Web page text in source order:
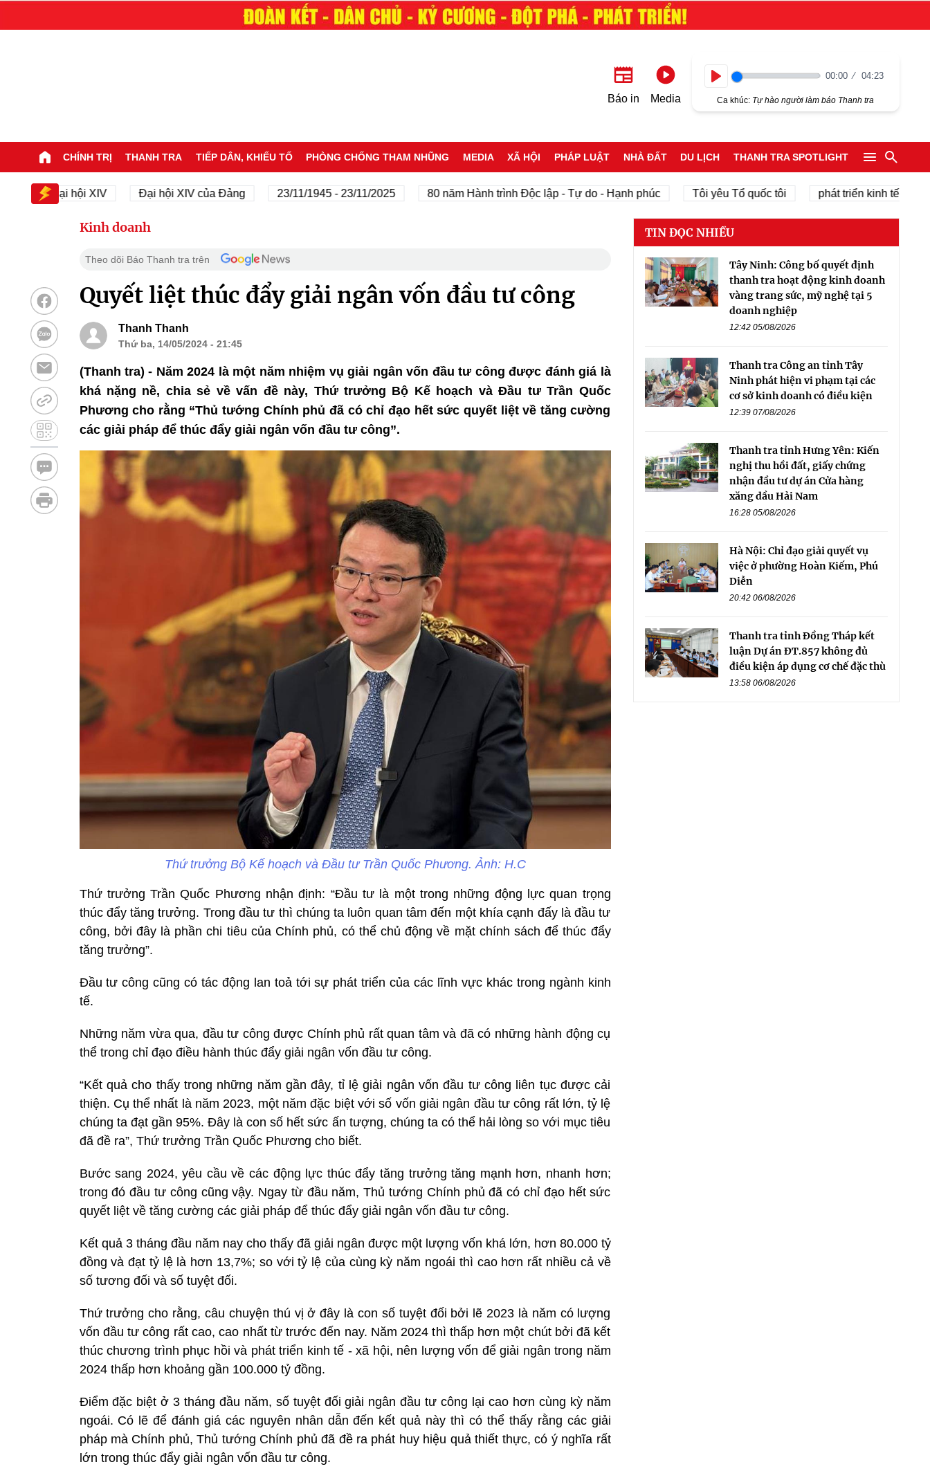
Báo in Media
00:00 04:23
Ca khúc: Tự hào người làm báo Thanh tra
CHÍNH TRỊ THANH TRA TIẾP DÂN, KHIẾU TỐ PHÒNG CHỐNG THAM NHŨNG MEDIA XÃ HỘI PHÁP LUẬT NHÀ ĐẤT DU LỊCH THANH TRA SPOTLIGHT
Đại hội XIV Đại hội XIV của Đảng 23/11/1945 - 23/11/2025 80 năm Hành trình Độc lập - Tự do - Hạnh phúc Tôi yêu Tổ quốc tôi phát triển kinh tế tư nhân
Kinh doanh
Theo dõi Báo Thanh tra trên
Quyết liệt thúc đẩy giải ngân vốn đầu tư công
Thanh Thanh
Thứ ba, 14/05/2024 - 21:45
(Thanh tra) - Năm 2024 là một năm nhiệm vụ giải ngân vốn đầu tư công được đánh giá là
khá nặng nề, chia sẻ về vấn đề này, Thứ trưởng Bộ Kế hoạch và Đầu tư Trần Quốc
Phương cho rằng “Thủ tướng Chính phủ đã có chỉ đạo hết sức quyết liệt về tăng cường
các giải pháp để thúc đẩy giải ngân vốn đầu tư công”.
Thứ trưởng Bộ Kế hoạch và Đầu tư Trần Quốc Phương. Ảnh: H.C
Thứ trưởng Trần Quốc Phương nhận định: “Đầu tư là một trong những động lực quan trọng
thúc đẩy tăng trưởng. Trong đầu tư thì chúng ta luôn quan tâm đến một khía cạnh đấy là đầu tư
công, bởi đây là phần chi tiêu của Chính phủ, có thể chủ động về mặt chính sách để thúc đẩy
tăng trưởng”.
Đầu tư công cũng có tác động lan toả tới sự phát triển của các lĩnh vực khác trong ngành kinh
tế.
Những năm vừa qua, đầu tư công được Chính phủ rất quan tâm và đã có những hành động cụ
thể trong chỉ đạo điều hành thúc đẩy giải ngân vốn đầu tư công.
“Kết quả cho thấy trong những năm gần đây, tỉ lệ giải ngân vốn đầu tư công liên tục được cải
thiện. Cụ thể nhất là năm 2023, một năm đặc biệt với số vốn giải ngân đầu tư công rất lớn, tỷ lệ
chúng ta đạt gần 95%. Đây là con số hết sức ấn tượng, chúng ta có thể hải lòng so với mục tiêu
đã đề ra”, Thứ trưởng Trần Quốc Phương cho biết.
Bước sang 2024, yêu cầu về các động lực thúc đẩy tăng trưởng tăng mạnh hơn, nhanh hơn;
trong đó đầu tư công cũng vậy. Ngay từ đầu năm, Thủ tướng Chính phủ đã có chỉ đạo hết sức
quyết liệt về tăng cường các giải pháp để thúc đẩy giải ngân vốn đầu tư công.
Kết quả 3 tháng đầu năm nay cho thấy đã giải ngân được một lượng vốn khá lớn, hơn 80.000 tỷ
đồng và đạt tỷ lệ là hơn 13,7%; so với tỷ lệ của cùng kỳ năm ngoái thì cao hơn rất nhiều cả về
số tương đối và số tuyệt đối.
Thứ trưởng cho rằng, câu chuyện thú vị ở đây là con số tuyệt đối bởi lẽ 2023 là năm có lượng
vốn đầu tư công rất cao, cao nhất từ trước đến nay. Năm 2024 thì thấp hơn một chút bởi đã kết
thúc chương trình phục hồi và phát triển kinh tế - xã hội, nên lượng vốn để giải ngân trong năm
2024 thấp hơn khoảng gần 100.000 tỷ đồng.
Điểm đặc biệt ở 3 tháng đầu năm, số tuyệt đối giải ngân đầu tư công lại cao hơn cùng kỳ năm
ngoái. Có lẽ để đánh giá các nguyên nhân dẫn đến kết quả này thì có thể thấy rằng các giải
pháp mà Chính phủ, Thủ tướng Chính phủ đã đề ra phát huy hiệu quả thiết thực, có ý nghĩa rất
lớn trong thúc đẩy giải ngân vốn đầu tư công.
TIN ĐỌC NHIỀU
Tây Ninh: Công bố quyết định
thanh tra hoạt động kinh doanh
vàng trang sức, mỹ nghệ tại 5
doanh nghiệp
12:42 05/08/2026
Thanh tra Công an tỉnh Tây
Ninh phát hiện vi phạm tại các
cơ sở kinh doanh có điều kiện
12:39 07/08/2026
Thanh tra tỉnh Hưng Yên: Kiến
nghị thu hồi đất, giấy chứng
nhận đầu tư dự án Cửa hàng
xăng dầu Hải Nam
16:28 05/08/2026
Hà Nội: Chỉ đạo giải quyết vụ
việc ở phường Hoàn Kiếm, Phú
Diễn
20:42 06/08/2026
Thanh tra tỉnh Đồng Tháp kết
luận Dự án ĐT.857 không đủ
điều kiện áp dụng cơ chế đặc thù
13:58 06/08/2026